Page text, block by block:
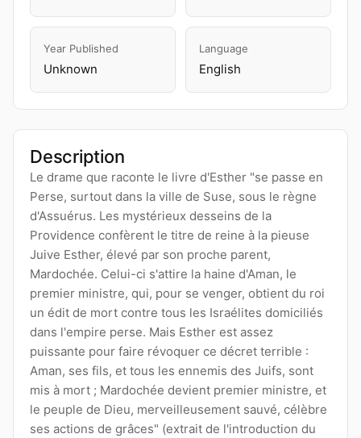
Year Published
Unknown
Language
English
Description
Le drame que raconte le livre d'Esther "se passe en
Perse, surtout dans la ville de Suse, sous le règne
d'Assuérus. Les mystérieux desseins de la
Providence confèrent le titre de reine à la pieuse
Juive Esther, élevé par son proche parent,
Mardochée. Celui-ci s'attire la haine d'Aman, le
premier ministre, qui, pour se venger, obtient du roi
un édit de mort contre tous les Israélites domiciliés
dans l'empire perse. Mais Esther est assez
puissante pour faire révoquer ce décret terrible :
Aman, ses fils, et tous les ennemis des Juifs, sont
mis à mort ; Mardochée devient premier ministre, et
le peuple de Dieu, merveilleusement sauvé, célèbre
ses actions de grâces" (extrait de l'introduction du